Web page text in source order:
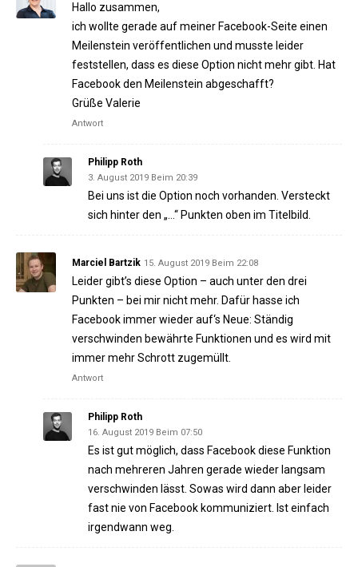
Hallo zusammen,
ich wollte gerade auf meiner Facebook-Seite einen
Meilenstein veröffentlichen und musste leider
feststellen, dass es diese Option nicht mehr gibt. Hat
Facebook den Meilenstein abgeschafft?
Grüße Valerie
Antwort
Philipp Roth
3. August 2019 Beim 20:39
Bei uns ist die Option noch vorhanden. Versteckt
sich hinter den „…“ Punkten oben im Titelbild.
Marciel Bartzik 15. August 2019 Beim 22:08
Leider gibt’s diese Option – auch unter den drei
Punkten – bei mir nicht mehr. Dafür hasse ich
Facebook immer wieder auf‘s Neue: Ständig
verschwinden bewährte Funktionen und es wird mit
immer mehr Schrott zugemüllt.
Antwort
Philipp Roth
16. August 2019 Beim 07:50
Es ist gut möglich, dass Facebook diese Funktion
nach mehreren Jahren gerade wieder langsam
verschwinden lässt. Sowas wird dann aber leider
fast nie von Facebook kommuniziert. Ist einfach
irgendwann weg.